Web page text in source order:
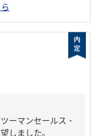
ーマンセールス・
しました。